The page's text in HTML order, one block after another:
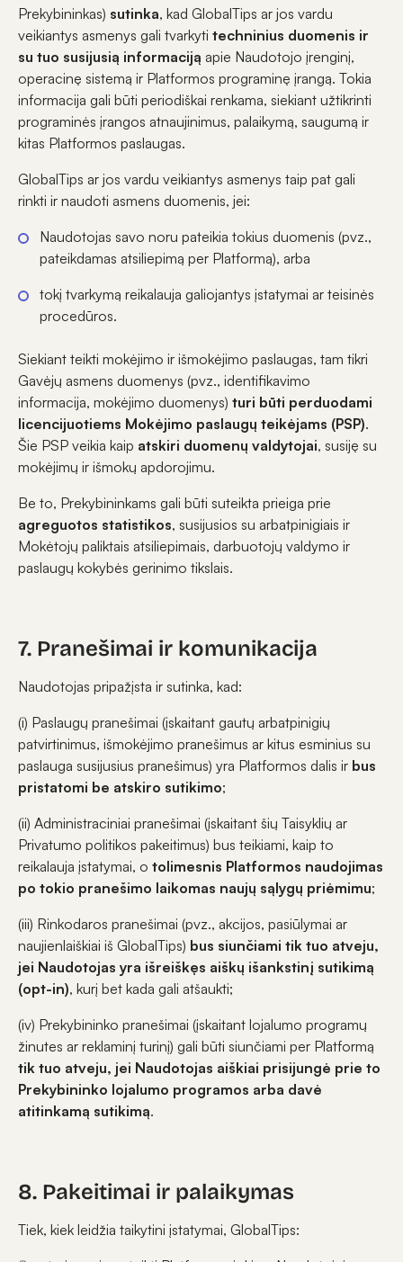
Prekybininkas) sutinka, kad GlobalTips ar jos vardu
veikiantys asmenys gali tvarkyti techninius duomenis ir
su tuo susijusią informaciją apie Naudotojo įrenginį,
operacinę sistemą ir Platformos programinę įrangą. Tokia
informacija gali būti periodiškai renkama, siekiant užtikrinti
programinės įrangos atnaujinimus, palaikymą, saugumą ir
kitas Platformos paslaugas.
GlobalTips ar jos vardu veikiantys asmenys taip pat gali
rinkti ir naudoti asmens duomenis, jei:
Naudotojas savo noru pateikia tokius duomenis (pvz.,
pateikdamas atsiliepimą per Platformą), arba
tokį tvarkymą reikalauja galiojantys įstatymai ar teisinės
procedūros.
Siekiant teikti mokėjimo ir išmokėjimo paslaugas, tam tikri
Gavėjų asmens duomenys (pvz., identifikavimo
informacija, mokėjimo duomenys) turi būti perduodami
licencijuotiems Mokėjimo paslaugų teikėjams (PSP).
Šie PSP veikia kaip atskiri duomenų valdytojai, susiję su
mokėjimų ir išmokų apdorojimu.
Be to, Prekybininkams gali būti suteikta prieiga prie
agreguotos statistikos, susijusios su arbatpinigiais ir
Mokėtojų paliktais atsiliepimais, darbuotojų valdymo ir
paslaugų kokybės gerinimo tikslais.
7. Pranešimai ir komunikacija
Naudotojas pripažįsta ir sutinka, kad:
(i) Paslaugų pranešimai (įskaitant gautų arbatpinigių
patvirtinimus, išmokėjimo pranešimus ar kitus esminius su
paslauga susijusius pranešimus) yra Platformos dalis ir bus
pristatomi be atskiro sutikimo;
(ii) Administraciniai pranešimai (įskaitant šių Taisyklių ar
Privatumo politikos pakeitimus) bus teikiami, kaip to
reikalauja įstatymai, o tolimesnis Platformos naudojimas
po tokio pranešimo laikomas naujų sąlygų priėmimu;
(iii) Rinkodaros pranešimai (pvz., akcijos, pasiūlymai ar
naujienlaiškiai iš GlobalTips) bus siunčiami tik tuo atveju,
jei Naudotojas yra išreiškęs aiškų išankstinį sutikimą
(opt-in), kurį bet kada gali atšaukti;
(iv) Prekybininko pranešimai (įskaitant lojalumo programų
žinutes ar reklaminį turinį) gali būti siunčiami per Platformą
tik tuo atveju, jei Naudotojas aiškiai prisijungė prie to
Prekybininko lojalumo programos arba davė
atitinkamą sutikimą.
8. Pakeitimai ir palaikymas
Tiek, kiek leidžia taikytini įstatymai, GlobalTips: